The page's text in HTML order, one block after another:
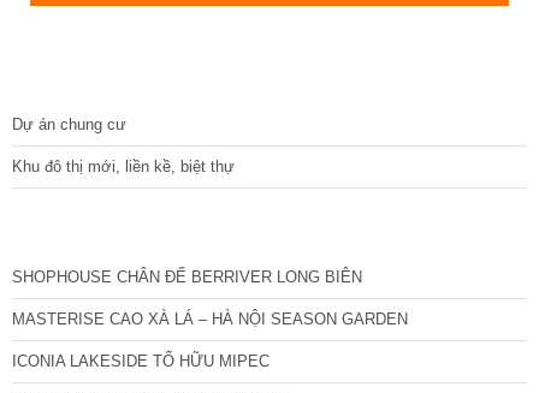
Dự án chung cư
Khu đô thị mới, liền kề, biệt thự
SHOPHOUSE CHÂN ĐẾ BERRIVER LONG BIÊN
MASTERISE CAO XÀ LÁ – HÀ NỘI SEASON GARDEN
ICONIA LAKESIDE TỐ HỮU MIPEC